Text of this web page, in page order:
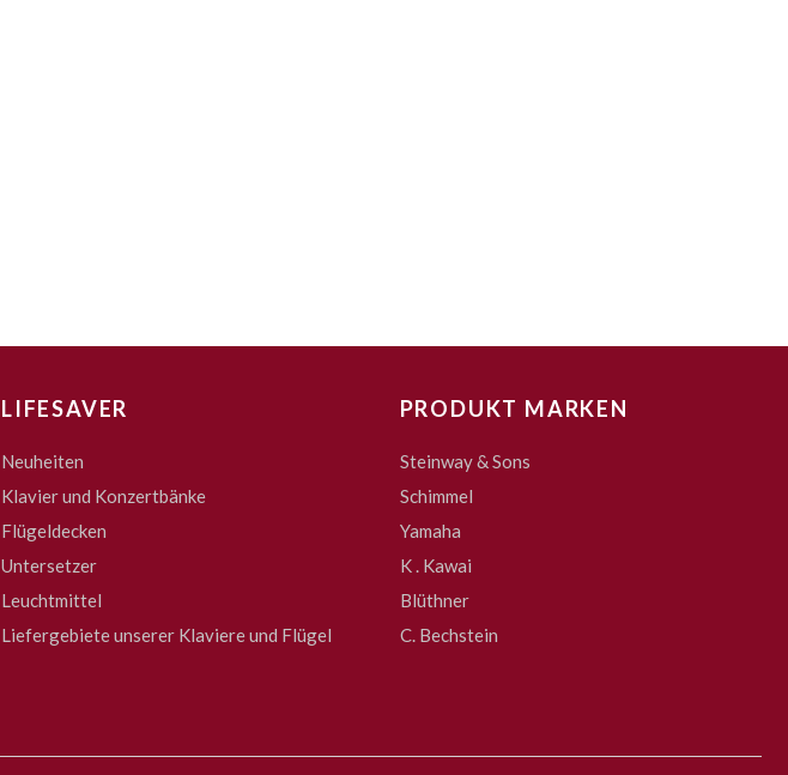
LIFESAVER
Neuheiten
Klavier und Konzertbänke
Flügeldecken
Untersetzer
Leuchtmittel
Liefergebiete unserer Klaviere und Flügel
PRODUKT MARKEN
Steinway & Sons
Schimmel
Yamaha
K . Kawai
Blüthner
C. Bechstein